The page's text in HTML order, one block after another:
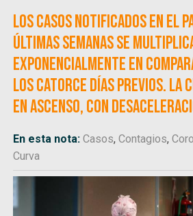
Los casos notificados en el
últimas semanas se
exponencialmente en
los catorce días previos. La
en ascenso, con
En esta nota:Casos,Contagios,
Curva